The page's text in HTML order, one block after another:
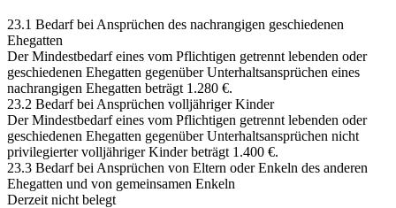
23.1 Bedarf bei Ansprüchen des nachrangigen geschiedenen
Ehegatten
Der Mindestbedarf eines vom Pflichtigen getrennt lebenden oder
geschiedenen Ehegatten gegenüber Unterhaltsansprüchen eines
nachrangigen Ehegatten beträgt 1.280 €.
23.2 Bedarf bei Ansprüchen volljähriger Kinder
Der Mindestbedarf eines vom Pflichtigen getrennt lebenden oder
geschiedenen Ehegatten gegenüber Unterhaltsansprüchen nicht
privilegierter volljähriger Kinder beträgt 1.400 €.
23.3 Bedarf bei Ansprüchen von Eltern oder Enkeln des anderen
Ehegatten und von gemeinsamen Enkeln
Derzeit nicht belegt